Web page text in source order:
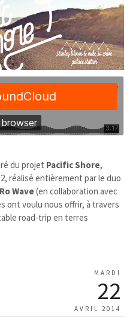
du projet Pacific Shore,
réalisé entièrement par le duo
Wave(en collaboration avec
ont voulu nous offrir, à travers
road-trip en terres
MARDI
22
AVRIL 2014